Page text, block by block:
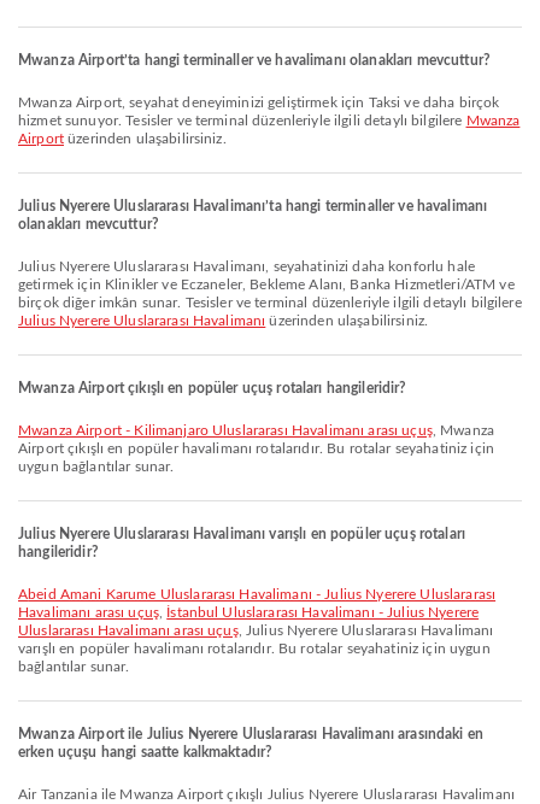
Mwanza Airport’ta hangi terminaller ve havalimanı olanakları mevcuttur?
Mwanza Airport, seyahat deneyiminizi geliştirmek için Taksi ve daha birçok
hizmet sunuyor. Tesisler ve terminal düzenleriyle ilgili detaylı bilgilere Mwanza
Airportüzerinden ulaşabilirsiniz.
Julius Nyerere Uluslararası Havalimanı’ta hangi terminaller ve havalimanı
olanakları mevcuttur?
Julius Nyerere Uluslararası Havalimanı, seyahatinizi daha konforlu hale
getirmek için Klinikler ve Eczaneler, Bekleme Alanı, Banka Hizmetleri/ATM ve
birçok diğer imkân sunar. Tesisler ve terminal düzenleriyle ilgili detaylı bilgilere
Julius Nyerere Uluslararası Havalimanı üzerinden ulaşabilirsiniz.
Mwanza Airport çıkışlı en popüler uçuş rotaları hangileridir?
Mwanza Airport - Kilimanjaro Uluslararası Havalimanı arası uçuş, Mwanza
Airport çıkışlı en popüler havalimanı rotalarıdır. Bu rotalar seyahatiniz için
uygun bağlantılar sunar.
Julius Nyerere Uluslararası Havalimanı varışlı en popüler uçuş rotaları
hangileridir?
Abeid Amani Karume Uluslararası Havalimanı - Julius Nyerere Uluslararası
Havalimanı arası uçuş, İstanbul Uluslararası Havalimanı - Julius Nyerere
Uluslararası Havalimanı arası uçuş, Julius Nyerere Uluslararası Havalimanı
varışlı en popüler havalimanı rotalarıdır. Bu rotalar seyahatiniz için uygun
bağlantılar sunar.
Mwanza Airport ile Julius Nyerere Uluslararası Havalimanı arasındaki en
erken uçuşu hangi saatte kalkmaktadır?
Air Tanzania ile Mwanza Airport çıkışlı Julius Nyerere Uluslararası Havalimanı